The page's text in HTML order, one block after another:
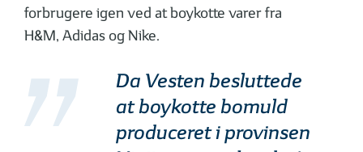
forbrugere igen ved at boykotte varer fra
H&M, Adidas og Nike.
Da Vesten besluttede
at boykotte bomuld
produceret i provinsen